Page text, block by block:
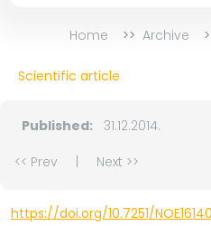
Home Archive
Scientific article
Published: 31.12.2014.
<< Prev
Next >>
https://doi.org/10.7251/